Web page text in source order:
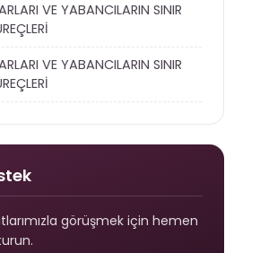
VE YABANCILARIN SINIR
VE YABANCILARIN SINIR
görüşmek için hemen